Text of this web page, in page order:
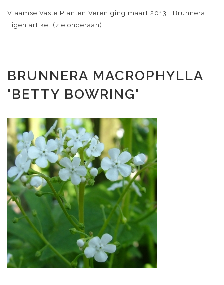
Vlaamse Vaste Planten Vereniging maart 2013 : Brunnera
Eigen artikel (zie onderaan)
BRUNNERA MACROPHYLLA
'BETTY BOWRING'